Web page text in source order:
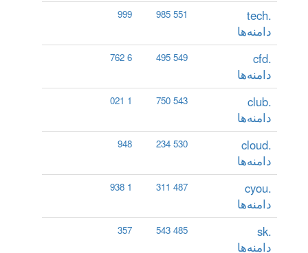
.tech
دامنه‌ها
551 985
999
.cfd
دامنه‌ها
549 495
6 762
.club
دامنه‌ها
543 750
1 021
.cloud
دامنه‌ها
530 234
948
.cyou
دامنه‌ها
487 311
1 938
.sk
دامنه‌ها
485 543
357